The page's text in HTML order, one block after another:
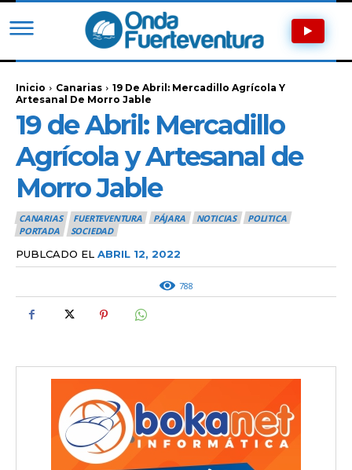
Inicio Canarias
19 De Abril: Mercadillo Agrícola Y
Artesanal De Morro Jable
19 de Abril: Mercadillo
Agrícola y Artesanal de
Morro Jable
CANARIAS FUERTEVENTURA PÁJARA NOTICIAS
POLITICA
PORTADA
SOCIEDAD
PUBLCADO EL ABRIL 12, 2022
788